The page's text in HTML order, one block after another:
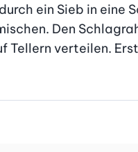
ein Sieb in eine
Den
Tellern verteilen.